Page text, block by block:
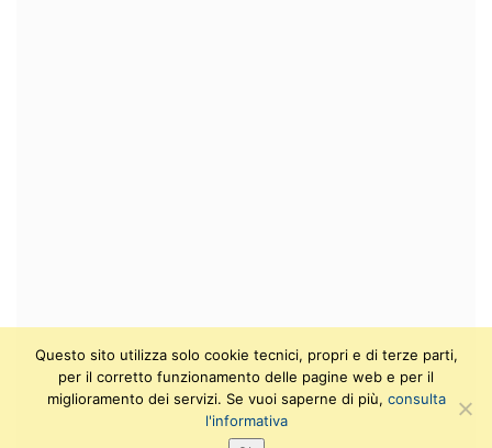
Questo sito utilizza solo cookie tecnici, propri e di terze parti,
per il corretto funzionamento delle pagine web e per il
miglioramento dei servizi. Se vuoi saperne di più, consulta
l'informativa